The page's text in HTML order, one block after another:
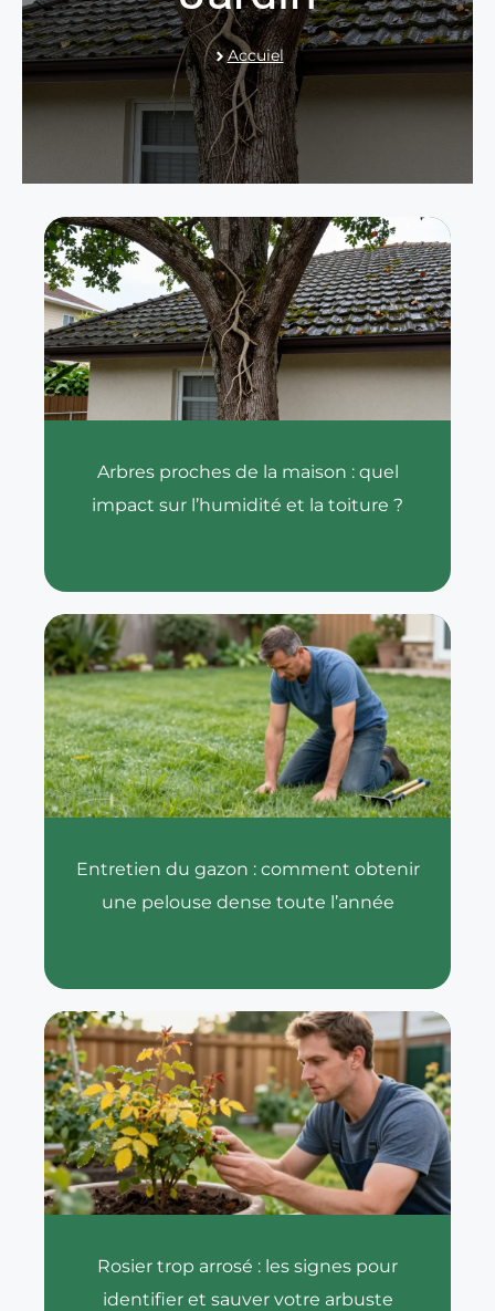
Accuiel
Arbres proches de la maison : quel
impact sur l’humidité et la toiture ?
Entretien du gazon : comment obtenir
une pelouse dense toute l’année
Rosier trop arrosé : les signes pour
identifier et sauver votre arbuste